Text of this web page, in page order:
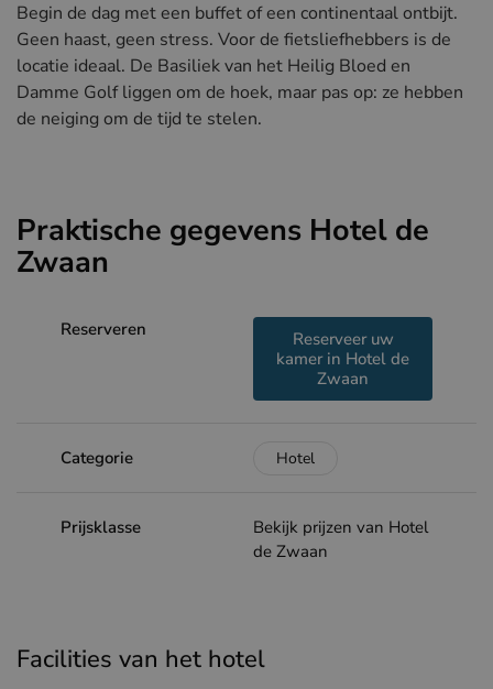
Begin de dag met een buffet of een continentaal ontbijt.
Geen haast, geen stress. Voor de fietsliefhebbers is de
locatie ideaal. De Basiliek van het Heilig Bloed en
Damme Golf liggen om de hoek, maar pas op: ze hebben
de neiging om de tijd te stelen.
Praktische gegevens Hotel de
Zwaan
Reserveren
Reserveer uw
kamer in Hotel de
Zwaan
Categorie Hotel
Prijsklasse
Bekijk prijzen van Hotel
de Zwaan
Facilities van het hotel